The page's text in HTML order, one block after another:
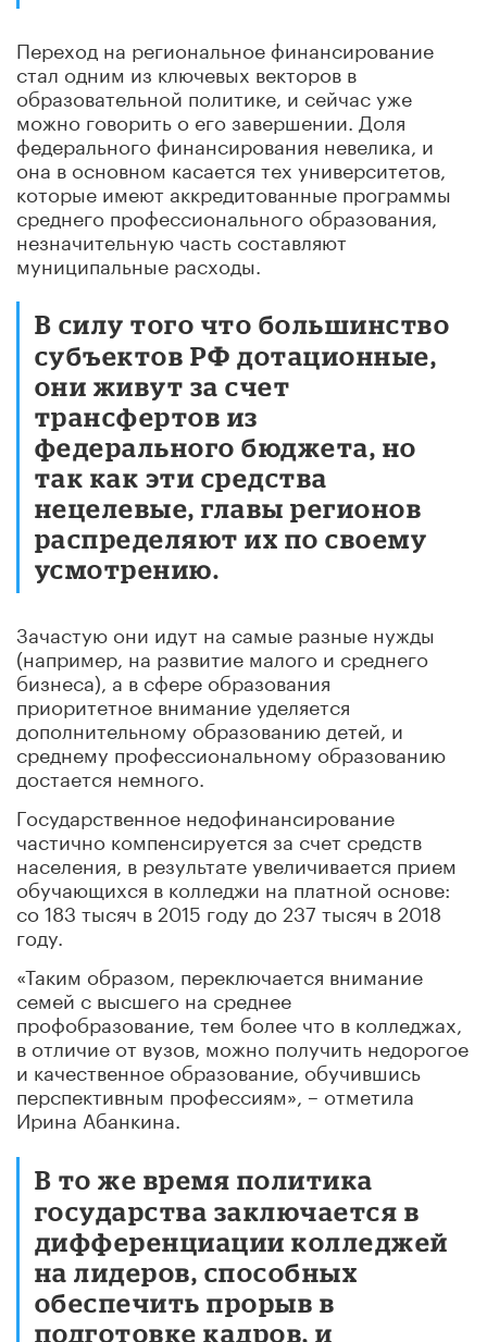
Переход на региональное финансирование
стал одним из ключевых векторов в
образовательной политике, и сейчас уже
можно говорить о его завершении. Доля
федерального финансирования невелика, и
она в основном касается тех университетов,
которые имеют аккредитованные программы
среднего профессионального образования,
незначительную часть составляют
муниципальные расходы.
В силу того что большинство
субъектов РФ дотационные,
они живут за счет
трансфертов из
федерального бюджета, но
так как эти средства
нецелевые, главы регионов
распределяют их по своему
усмотрению.
Зачастую они идут на самые разные нужды
(например, на развитие малого и среднего
бизнеса), а в сфере образования
приоритетное внимание уделяется
дополнительному образованию детей, и
среднему профессиональному образованию
достается немного.
Государственное недофинансирование
частично компенсируется за счет средств
населения, в результате увеличивается прием
обучающихся в колледжи на платной основе:
со 183 тысяч в 2015 году до 237 тысяч в 2018
году.
«Таким образом, переключается внимание
семей с высшего на среднее
профобразование, тем более что в колледжах,
в отличие от вузов, можно получить недорогое
и качественное образование, обучившись
перспективным профессиям», – отметила
Ирина Абанкина.
В то же время политика
государства заключается в
дифференциации колледжей
на лидеров, способных
обеспечить прорыв в
подготовке кадров, и